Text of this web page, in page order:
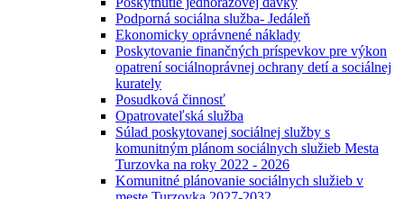
Podporná sociálna služba- Jedáleň
Ekonomicky oprávnené náklady
Poskytovanie finančných príspevkov pre výkon
opatrení sociálnoprávnej ochrany detí a sociálnej
kurately
Posudková činnosť
Opatrovateľská služba
Súlad poskytovanej sociálnej služby s
komunitným plánom sociálnych služieb Mesta
Turzovka na roky 2022 - 2026
Komunitné plánovanie sociálnych služieb v